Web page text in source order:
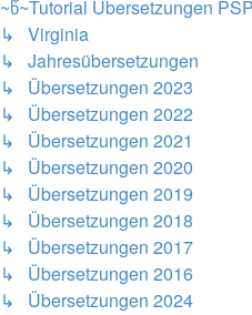
~წ~Tutorial Übersetzungen
↳ Virginia
↳ Jahresübersetzungen
↳ Übersetzungen 2023
↳ Übersetzungen 2022
↳ Übersetzungen 2021
↳ Übersetzungen 2020
↳ Übersetzungen 2019
↳ Übersetzungen 2018
↳ Übersetzungen 2017
↳ Übersetzungen 2016
↳ Übersetzungen 2024